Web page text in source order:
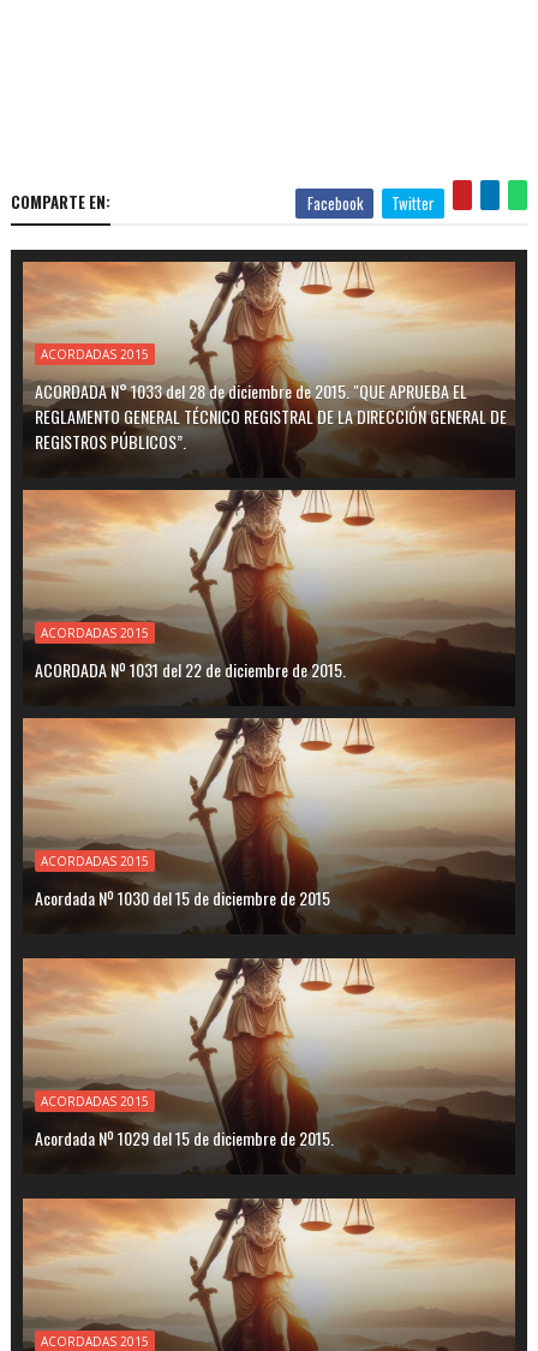
COMPARTE EN: Facebook Twitter
ACORDADAS 2015
ACORDADA N° 1033 del 28 de diciembre de 2015. "QUE APRUEBA EL
REGLAMENTO GENERAL TÉCNICO REGISTRAL DE LA DIRECCIÓN GENERAL DE
REGISTROS PÚBLICOS”.
ACORDADAS 2015
ACORDADA Nº 1031 del 22 de diciembre de 2015.
ACORDADAS 2015
Acordada Nº 1030 del 15 de diciembre de 2015
ACORDADAS 2015
Acordada Nº 1029 del 15 de diciembre de 2015.
ACORDADAS 2015